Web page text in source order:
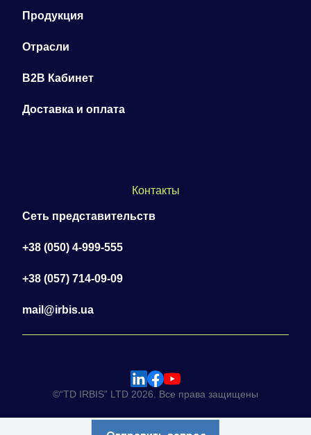
Продукция
Отрасли
B2B Кабинет
Доставка и оплата
Контакты
Сеть представительств
+38 (050) 4-999-555
+38 (057) 714-09-09
mail@irbis.ua
©“TD IRBIS” LTD 2026. Все права защищены